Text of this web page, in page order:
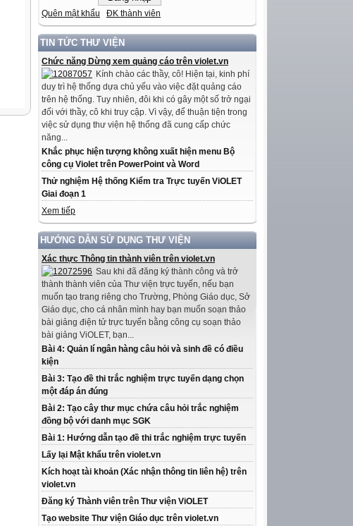
Quên mật khẩu ĐK thành viên
TIN TỨC THƯ VIỆN
Chức năng Dừng xem quảng cáo trên violet.vn
Kính chào các thầy, cô! Hiện tại, kinh phí
duy trì hệ thống dựa chủ yếu vào việc đặt quảng cáo
trên hệ thống. Tuy nhiên, đôi khi có gây một số trở ngại
đối với thầy, cô khi truy cập. Vì vậy, để thuận tiện trong
việc sử dụng thư viện hệ thống đã cung cấp chức
năng...
Khắc phục hiện tượng không xuất hiện menu Bộ
công cụ Violet trên PowerPoint và Word
Thử nghiệm Hệ thống Kiểm tra Trực tuyến ViOLET
Giai đoạn 1
Xem tiếp
HƯỚNG DẪN SỬ DỤNG THƯ VIỆN
Xác thực Thông tin thành viên trên violet.vn
Sau khi đã đăng ký thành công và trở
thành thành viên của Thư viện trực tuyến, nếu bạn
muốn tạo trang riêng cho Trường, Phòng Giáo dục, Sở
Giáo dục, cho cá nhân mình hay bạn muốn soạn thảo
bài giảng điện tử trực tuyến bằng công cụ soạn thảo
bài giảng ViOLET, bạn...
Bài 4: Quản lí ngân hàng câu hỏi và sinh đề có điều
kiện
Bài 3: Tạo đề thi trắc nghiệm trực tuyến dạng chọn
một đáp án đúng
Bài 2: Tạo cây thư mục chứa câu hỏi trắc nghiệm
đồng bộ với danh mục SGK
Bài 1: Hướng dẫn tạo đề thi trắc nghiệm trực tuyến
Lấy lại Mật khẩu trên violet.vn
Kích hoạt tài khoản (Xác nhận thông tin liên hệ) trên
violet.vn
Đăng ký Thành viên trên Thư viện ViOLET
Tạo website Thư viện Giáo dục trên violet.vn